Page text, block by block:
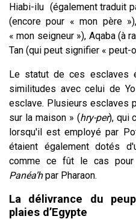
Hiabi-ilu (également traduit
(encore pour « mon père
« mon seigneur »), Aqaba (à
Tan (qui peut signifier « peut-
Le statut de ces esclaves
similitudes avec celui de
esclave. Plusieurs esclaves
sur la maison » (hry-per), qui
lorsqu'il est employé par
étaient également dotés
comme ce fût le cas pour
Panéa’hpar Pharaon.
La délivrance du
plaies d’Egypte